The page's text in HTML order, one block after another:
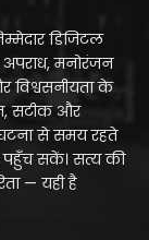
डिजिटल
अपराध, मनोरंजन
विश्वसनीयता के
सटीक और
घटना से समय रहते
सकें। सत्य की
— यही है